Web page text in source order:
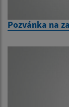
Pozvánka na